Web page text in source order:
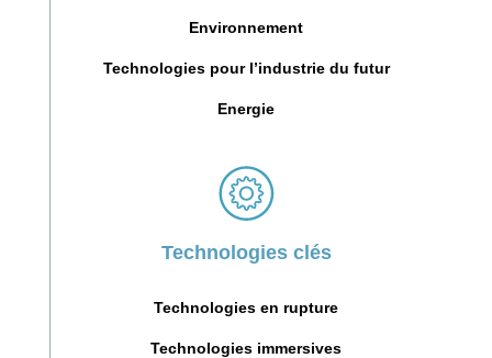
Environnement
Technologies pour l’industrie du futur
Energie
Technologies clés
Technologies en rupture
Technologies immersives